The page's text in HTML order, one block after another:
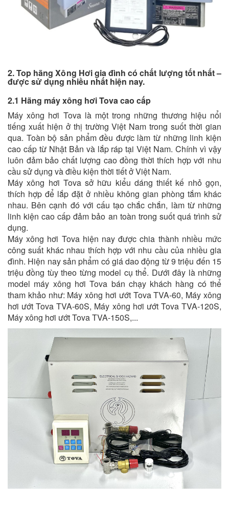
2. Top hãng Xông Hơi gia đình có chất lượng tốt nhất –
được sử dụng nhiều nhất hiện nay.
2.1 Hãng máy xông hơi Tova cao cấp
Máy xông hơi Tova là một trong những thương hiệu nổi
tiếng xuất hiện ở thị trường Việt Nam trong suốt thời gian
qua. Toàn bộ sản phẩm đều được làm từ những linh kiện
cao cấp từ Nhật Bản và lắp ráp tại Việt Nam. Chính vì vậy
luôn đảm bảo chất lượng cao đồng thời thích hợp với nhu
cầu sử dụng và điều kiện thời tiết ở Việt Nam.
Máy xông hơi Tova sở hữu kiểu dáng thiết kế nhỏ gọn,
thích hợp để lắp đặt ở nhiều không gian phòng tắm khác
nhau. Bên cạnh đó với cấu tạo chắc chắn, làm từ những
linh kiện cao cấp đảm bảo an toàn trong suốt quá trình sử
dụng.
Máy xông hơi Tova hiện nay được chia thành nhiều mức
công suất khác nhau thích hợp với nhu cầu của nhiều gia
đình. Hiện nay sản phẩm có giá dao động từ 9 triệu đến 15
triệu đồng tùy theo từng model cụ thể. Dưới đây là những
model máy xông hơi Tova bán chạy khách hàng có thể
tham khảo như: Máy xông hơi ướt Tova TVA-60, Máy xông
hơi ướt Tova TVA-60S, Máy xông hơi ướt Tova TVA-120S,
Máy xông hơi ướt Tova TVA-150S,...